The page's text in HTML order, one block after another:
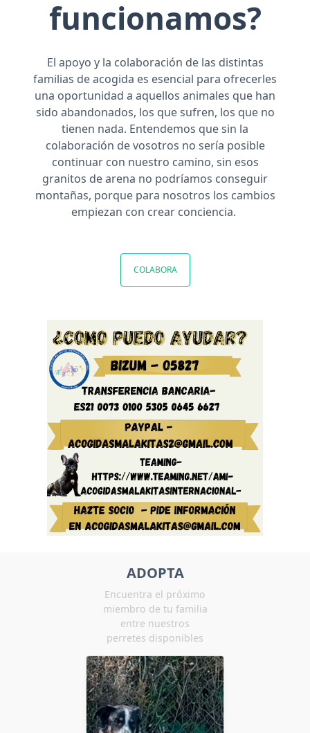
funcionamos?
El apoyo y la colaboración de las distintas
familias de acogida es esencial para ofrecerles
una oportunidad a aquellos animales que han
sido abandonados, los que sufren, los que no
tienen nada. Entendemos que sin la
colaboración de vosotros no sería posible
continuar con nuestro camino, sin esos
granitos de arena no podríamos conseguir
montañas, porque para nosotros los cambios
empiezan con crear conciencia.
COLABORA
ADOPTA
Encuentra el próximo
miembro de tu familia
entre nuestros
perretes disponibles